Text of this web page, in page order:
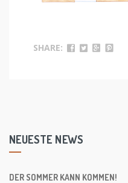
SHARE:
NEUESTE NEWS
DER SOMMER KANN KOMMEN!